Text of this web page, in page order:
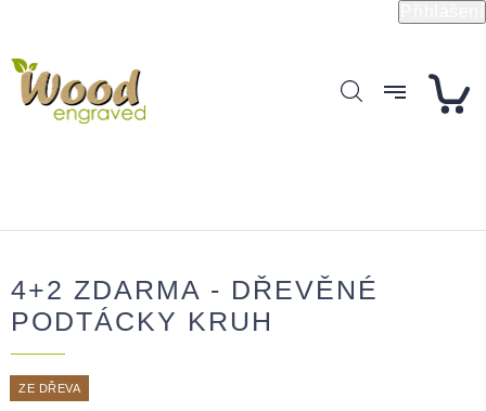
4+2 ZDARMA - DŘEVĚNÉ
PODTÁCKY KRUH
ZE DŘEVA